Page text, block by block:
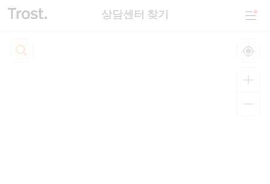
상담센터 찾기